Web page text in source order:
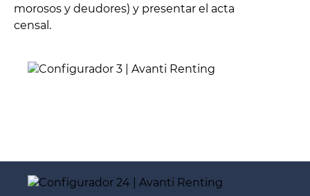
morosos y deudores) y presentar el acta
censal.